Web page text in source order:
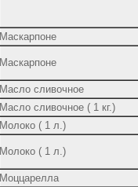
Маскарпоне
Маскарпоне
Масло сливочное
Масло сливочное ( 1 кг.)
Молоко ( 1 л.)
Молоко ( 1 л.)
Моццарелла